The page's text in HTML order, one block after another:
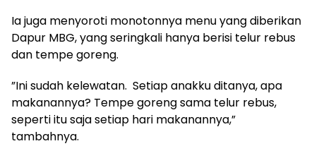
Ia juga menyoroti monotonnya menu yang diberikan
Dapur MBG, yang seringkali hanya berisi telur rebus
dan tempe goreng.
​”Ini sudah kelewatan. Setiap anakku ditanya, apa
makanannya? Tempe goreng sama telur rebus,
seperti itu saja setiap hari makanannya,”
tambahnya.